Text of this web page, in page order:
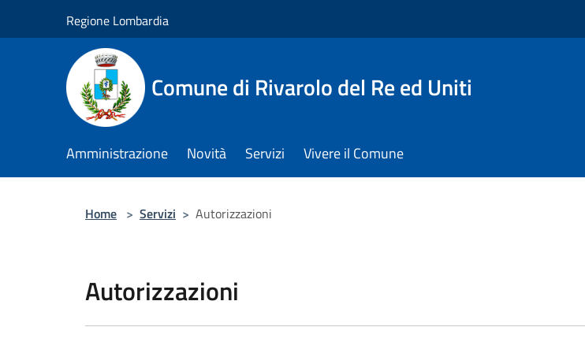
Regione Lombardia
Comune di Rivarolo del Re ed Uniti
Amministrazione Novità Servizi Vivere il Comune
Home > Servizi > Autorizzazioni
Autorizzazioni